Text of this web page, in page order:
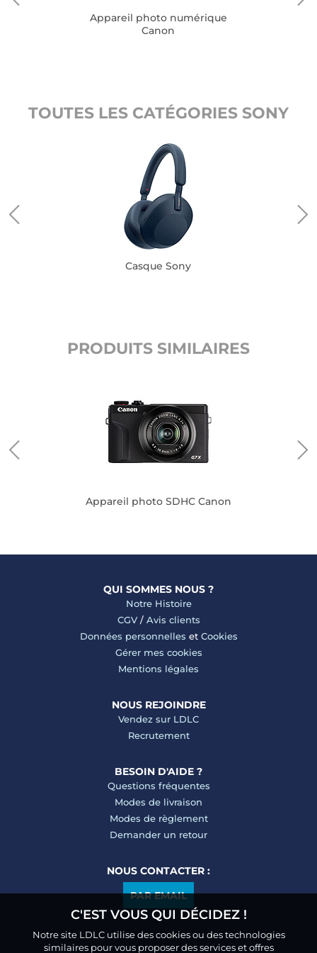
Appareil photo numérique
Canon
TOUTES LES CATÉGORIES SONY
Casque Sony
PRODUITS SIMILAIRES
Appareil photo SDHC Canon
QUI SOMMES NOUS ?
Notre Histoire
CGV/ Avis clients
Données personnelles et Cookies
Gérer mes cookies
Mentions légales
NOUS REJOINDRE
Vendez sur LDLC
Recrutement
BESOIN D'AIDE ?
Questions fréquentes
Modes de livraison
Modes de règlement
Demander un retour
NOUS CONTACTER :
PAR EMAIL
C'EST VOUS QUI DÉCIDEZ !
Notre site LDLC utilise des cookies ou des technologies
similaires pour vous proposer des services et offres